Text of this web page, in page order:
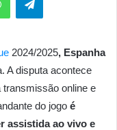
2024/2025, Espanha
A disputa acontece
transmissão online e
do jogo é
assistida ao vivo e